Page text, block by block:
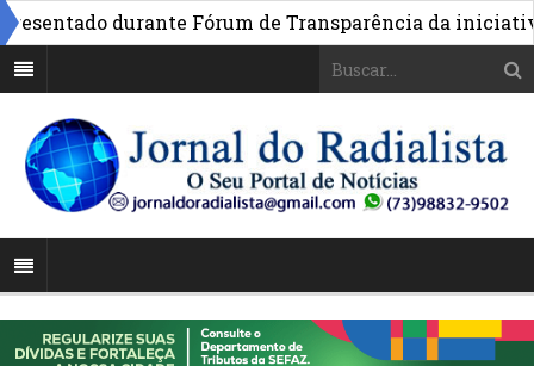
durante Fórum de Transparência da iniciativa